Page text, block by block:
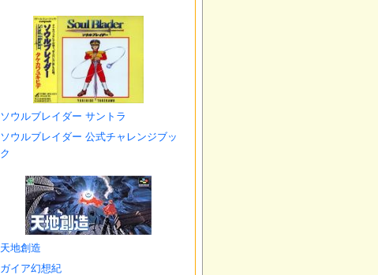
ソウルブレイダー サントラ
ソウルブレイダー 公式チャレンジブッ
ク
天地創造
ガイア幻想紀